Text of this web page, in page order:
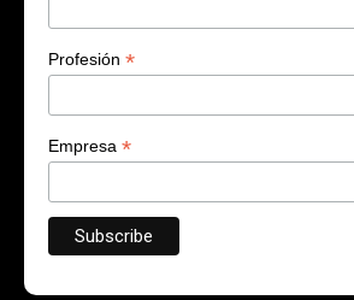
Profesión *
Empresa *